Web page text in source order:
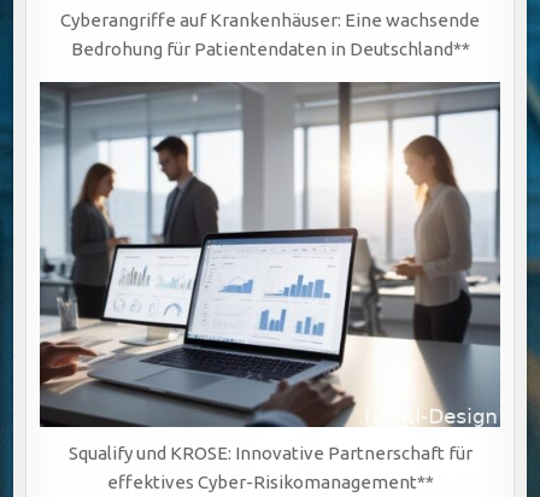
Cyberangriffe auf Krankenhäuser: Eine wachsende
Bedrohung für Patientendaten in Deutschland**
Squalify und KROSE: Innovative Partnerschaft für
effektives Cyber-Risikomanagement**